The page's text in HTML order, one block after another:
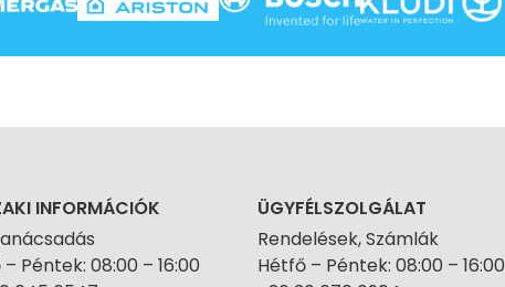
INFORMÁCIÓK
Péntek: 08:00 – 16:00
ÜGYFÉLSZOLGÁLAT
Rendelések, Számlák
Hétfő – Péntek: 08:00 – 16:00